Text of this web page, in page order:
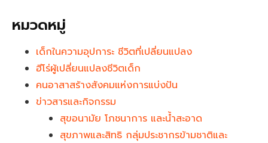
หมวดหมู่
เด็กในความอุปการะ ชีวิตที่เปลี่ยนแปลง
ฮีโร่ผู้เปลี่ยนแปลงชีวิตเด็ก
คนอาสาสร้างสังคมแห่งการแบ่งปัน
ข่าวสารและกิจกรรม
สุขอนามัย โภชนาการ และน้ำสะอาด
สุขภาพและสิทธิ กลุ่มประชากรข้ามชาติและ